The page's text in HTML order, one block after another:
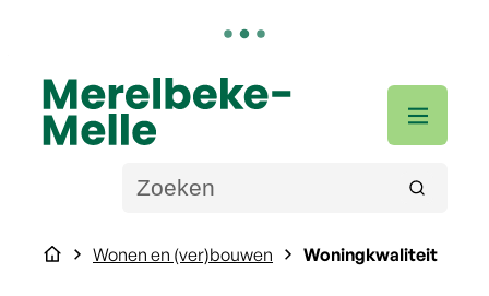
Naar inhoud
Merelbeke-Melle
Wat zoek je?
Zoeken
Menu
Startpagina
Wonen en (ver)bouwen Woningkwaliteit